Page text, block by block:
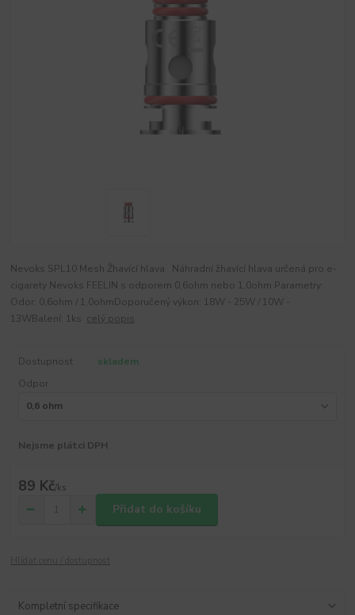
Nevoks SPL10 Mesh Žhavící hlava Náhradní žhavící hlava určená pro e-
cigarety Nevoks FEELIN s odporem 0,6ohm nebo 1,0ohm Parametry:
Odor: 0,6ohm / 1,0ohmDoporučený výkon: 18W - 25W / 10W -
13WBalení: 1ks celý popis
Dostupnost
skladem
Odpor
Nejsme plátci DPH
89 Kč/ks
Přidat do košíku
Kompletní specifikace